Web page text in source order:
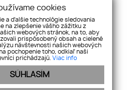
O nás
Služby
Nehnuteľnosti
Ponuka/dopyt
Referencie
Kontakt
Cookies
GDPR
cookies
a ďalšie technológie sledovania
na zlepšenie vášho zážitku z
webových stránok, na to, aby
prispôsobený obsah a cielené
návštevnosti našich webových
pochopenie toho, odkiaľ naši
prichádzajú. Viac info
SÚHLASÍM